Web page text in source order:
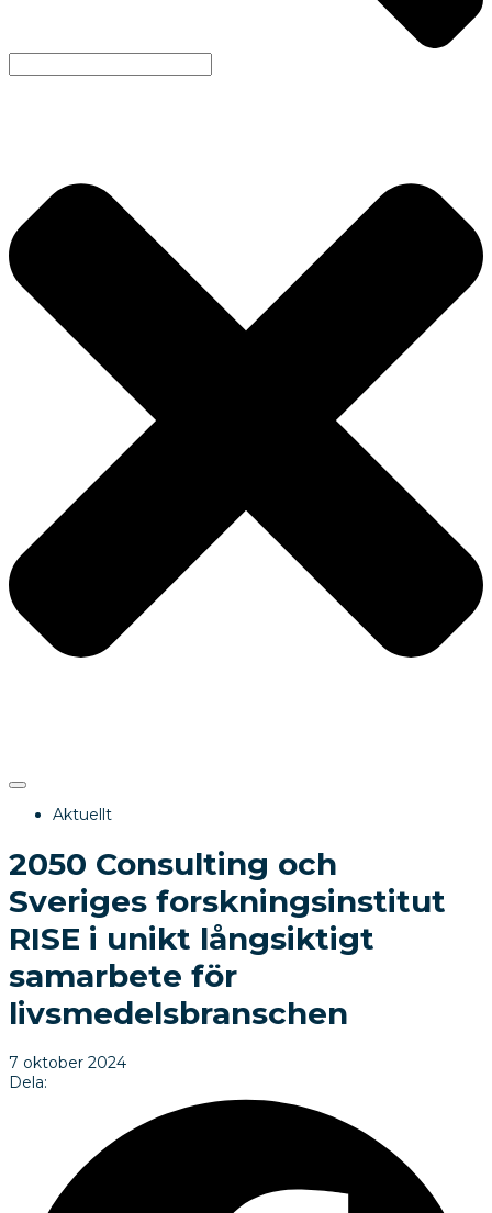
Aktuellt
2050 Consulting och
Sveriges forskningsinstitut
RISE i unikt långsiktigt
samarbete för
livsmedelsbranschen
7 oktober 2024
Dela: